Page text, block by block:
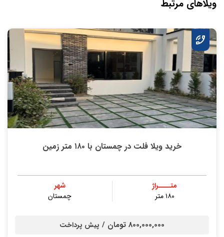
ویلاهای مرتبط
خرید ویلا فلت در چمستان با ۱۸۰ متر زمین
متــــراژ
۱۸۰ متر
شهر
چمستان
800,000,000 تومان / پیش پرداخت